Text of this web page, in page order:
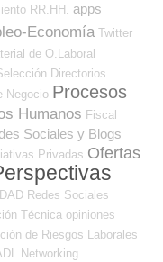
RR.HH. apps
Economía Twitter
de O.Laboral
Directorios
Negocio Procesos
Humanos Fiscal
Sociales y Blogs
Privadas Ofertas
Redes Sociales
Técnica opiniones
de Riesgos Laborales
Networking